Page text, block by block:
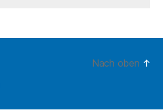
Nach oben ↑